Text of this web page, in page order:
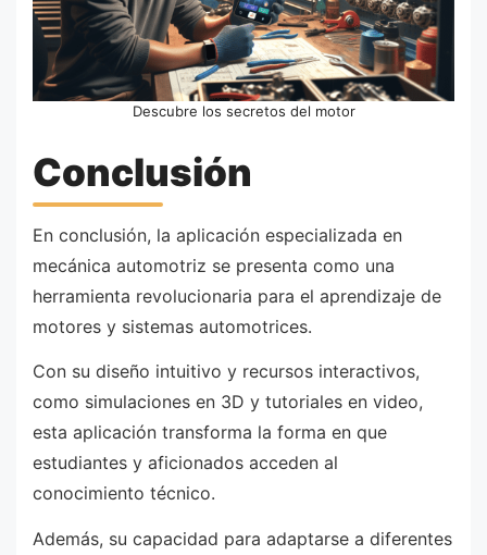
Descubre los secretos del motor
Conclusión
En conclusión, la aplicación especializada en
mecánica automotriz se presenta como una
herramienta revolucionaria para el aprendizaje de
motores y sistemas automotrices.
Con su diseño intuitivo y recursos interactivos,
como simulaciones en 3D y tutoriales en video,
esta aplicación transforma la forma en que
estudiantes y aficionados acceden al
conocimiento técnico.
Además, su capacidad para adaptarse a diferentes